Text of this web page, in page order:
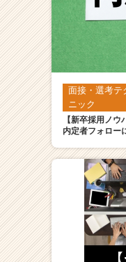
面接・選考テ
ニック
【新卒採用ノ
内定者フォロー